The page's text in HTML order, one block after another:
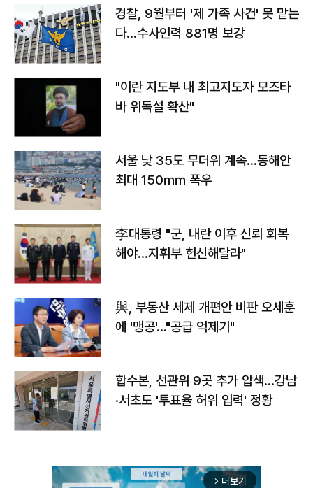
경찰, 9월부터 '제 가족 사건' 못 맡는
다…수사인력 881명 보강
"이란 지도부 내 최고지도자 모즈타
바 위독설 확산"
서울 낮 35도 무더위 계속…동해안
최대 150㎜ 폭우
李대통령 "군, 내란 이후 신뢰 회복
해야…지휘부 헌신해달라"
與, 부동산 세제 개편안 비판 오세훈
에 '맹공'…"공급 억제기"
합수본, 선관위 9곳 추가 압색…강남
·서초도 '투표율 허위 입력' 정황
arrow_forward_ios 더보기